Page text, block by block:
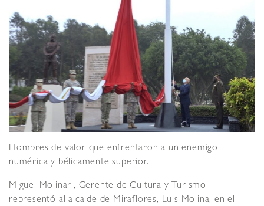
Hombres de valor que enfrentaron a un enemigo
numérica y bélicamente superior.
Miguel Molinari, Gerente de Cultura y Turismo
representó al alcalde de Miraflores, Luis Molina, en el